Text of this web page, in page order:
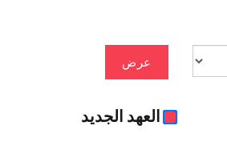
عرض
العهد الجديد